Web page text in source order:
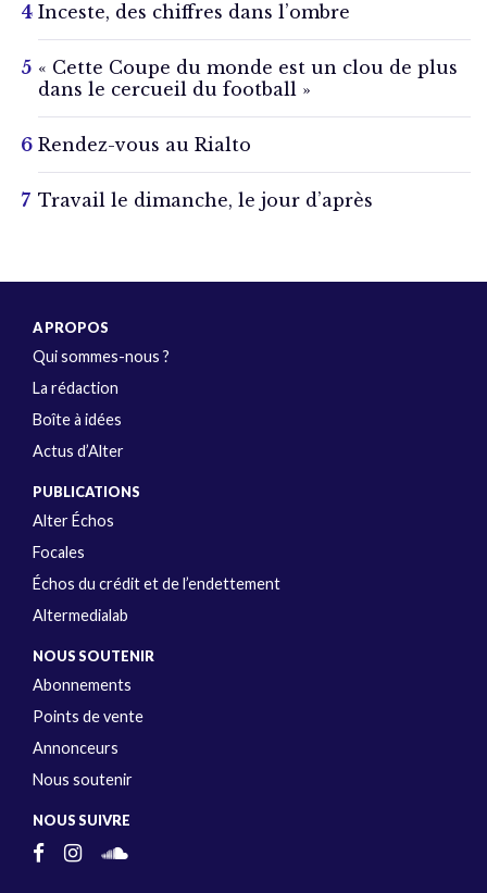
Inceste, des chiffres dans l’ombre
« Cette Coupe du monde est un clou de plus
dans le cercueil du football »
Rendez-vous au Rialto
Travail le dimanche, le jour d’après
A PROPOS
Qui sommes-nous ?
La rédaction
Boîte à idées
Actus d’Alter
PUBLICATIONS
Alter Échos
Focales
Échos du crédit et de l’endettement
Altermedialab
NOUS SOUTENIR
Abonnements
Points de vente
Annonceurs
Nous soutenir
NOUS SUIVRE